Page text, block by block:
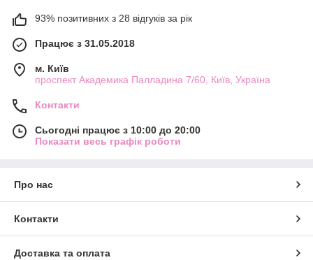
93% позитивних з 28 відгуків за рік
Працює з 31.05.2018
м. Київ
проспект Академика Палладина 7/60, Київ, Україна
Контакти
Сьогодні працює з 10:00 до 20:00
Показати весь графік роботи
Про нас
Контакти
Доставка та оплата